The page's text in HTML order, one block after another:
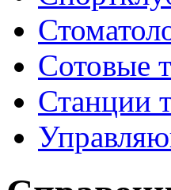
Сотовые
Станции